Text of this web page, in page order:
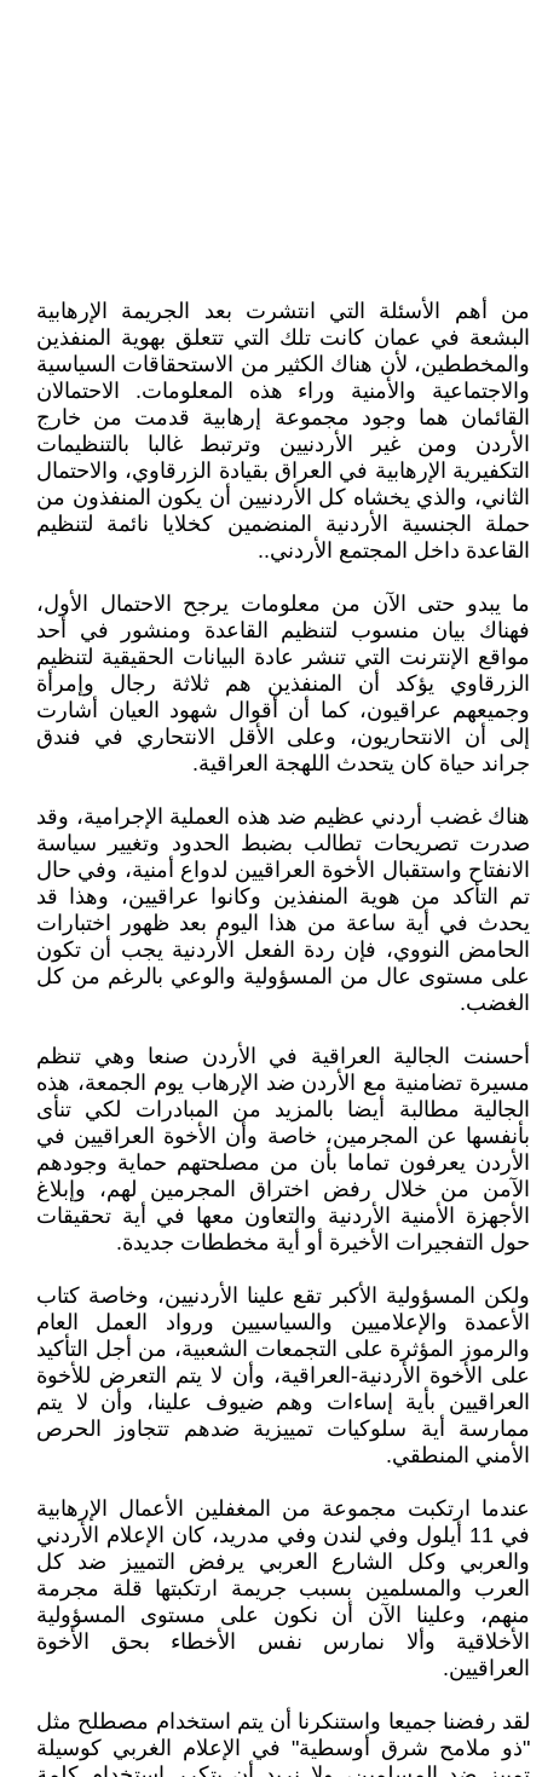
من أهم الأسئلة التي انتشرت بعد الجريمة الإرهابية
البشعة في عمان كانت تلك التي تتعلق بهوية المنفذين
والمخططين، لأن هناك الكثير من الاستحقاقات السياسية
والاجتماعية والأمنية وراء هذه المعلومات. الاحتمالان
القائمان هما وجود مجموعة إرهابية قدمت من خارج
الأردن ومن غير الأردنيين وترتبط غالبا بالتنظيمات
التكفيرية الإرهابية في العراق بقيادة الزرقاوي، والاحتمال
الثاني، والذي يخشاه كل الأردنيين أن يكون المنفذون من
حملة الجنسية الأردنية المنضمين كخلايا نائمة لتنظيم
القاعدة داخل المجتمع الأردني..
ما يبدو حتى الآن من معلومات يرجح الاحتمال الأول،
فهناك بيان منسوب لتنظيم القاعدة ومنشور في أحد
مواقع الإنترنت التي تنشر عادة البيانات الحقيقية لتنظيم
الزرقاوي يؤكد أن المنفذين هم ثلاثة رجال وإمرأة
وجميعهم عراقيون، كما أن أقوال شهود العيان أشارت
إلى أن الانتحاريون، وعلى الأقل الانتحاري في فندق
جراند حياة كان يتحدث اللهجة العراقية.
هناك غضب أردني عظيم ضد هذه العملية الإجرامية، وقد
صدرت تصريحات تطالب بضبط الحدود وتغيير سياسة
الانفتاح واستقبال الأخوة العراقيين لدواع أمنية، وفي حال
تم التأكد من هوية المنفذين وكانوا عراقيين، وهذا قد
يحدث في أية ساعة من هذا اليوم بعد ظهور اختبارات
الحامض النووي، فإن ردة الفعل الأردنية يجب أن تكون
على مستوى عال من المسؤولية والوعي بالرغم من كل
الغضب.
أحسنت الجالية العراقية في الأردن صنعا وهي تنظم
مسيرة تضامنية مع الأردن ضد الإرهاب يوم الجمعة، هذه
الجالية مطالبة أيضا بالمزيد من المبادرات لكي تنأى
بأنفسها عن المجرمين، خاصة وأن الأخوة العراقيين في
الأردن يعرفون تماما بأن من مصلحتهم حماية وجودهم
الآمن من خلال رفض اختراق المجرمين لهم، وإبلاغ
الأجهزة الأمنية الأردنية والتعاون معها في أية تحقيقات
حول التفجيرات الأخيرة أو أية مخططات جديدة.
ولكن المسؤولية الأكبر تقع علينا الأردنيين، وخاصة كتاب
الأعمدة والإعلاميين والسياسيين ورواد العمل العام
والرموز المؤثرة على التجمعات الشعبية، من أجل التأكيد
على الأخوة الأردنية-العراقية، وأن لا يتم التعرض للأخوة
العراقيين بأية إساءات وهم ضيوف علينا، وأن لا يتم
ممارسة أية سلوكيات تمييزية ضدهم تتجاوز الحرص
الأمني المنطقي.
عندما ارتكبت مجموعة من المغفلين الأعمال الإرهابية
في 11 أيلول وفي لندن وفي مدريد، كان الإعلام الأردني
والعربي وكل الشارع العربي يرفض التمييز ضد كل
العرب والمسلمين بسبب جريمة ارتكبتها قلة مجرمة
منهم، وعلينا الآن أن نكون على مستوى المسؤولية
الأخلاقية وألا نمارس نفس الأخطاء بحق الأخوة
العراقيين.
لقد رفضنا جميعا واستنكرنا أن يتم استخدام مصطلح مثل
"ذو ملامح شرق أوسطية" في الإعلام الغربي كوسيلة